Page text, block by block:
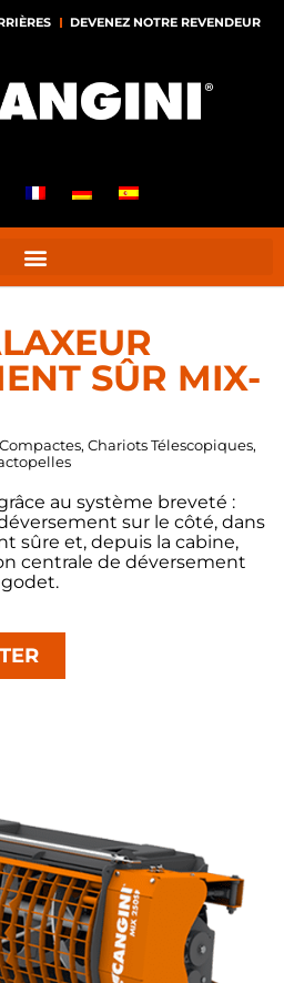
DEVENEZ NOTRE REVENDEUR
SÛR MIX-
, Chariots Télescopiques,
au système breveté :
sur le côté, dans
sûre et, depuis la cabine,
centrale de déversement